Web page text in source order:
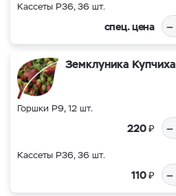
Кассеты Р36, 36 шт.
спец. цена –
Земклуника Купчиха
Горшки Р9, 12 шт.
220₽ –
Кассеты Р36, 36 шт.
110₽ –